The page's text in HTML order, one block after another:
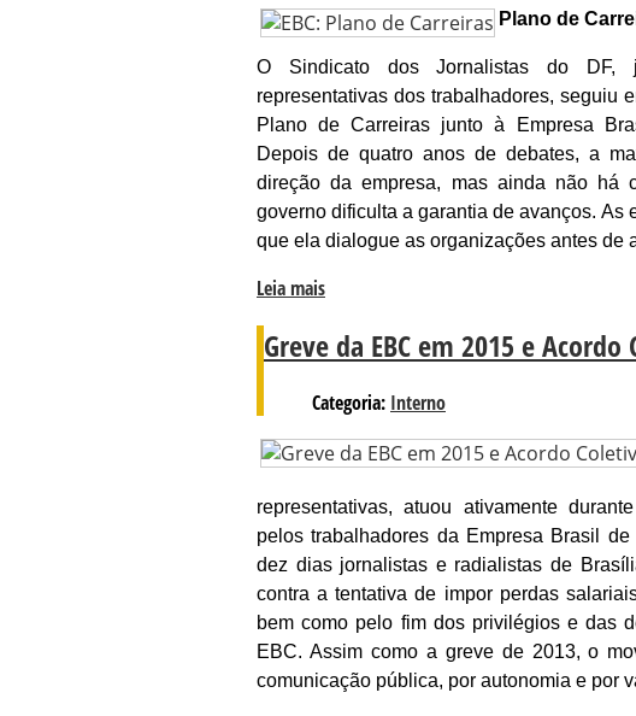
Plano de
O Sindicato dos Jornalistas do DF,
representativas dos trabalhadores, seguiu
Plano de Carreiras junto à Empresa
Depois de quatro anos de debates, a
direção da empresa, mas ainda não há
governo dificulta a garantia de avanços. As
que ela dialogue as organizações antes de
Leia mais
Greve da EBC em 2015 e Acordo
Categoria: Interno
representativas, atuou ativamente
pelos trabalhadores da Empresa Brasil
dez dias jornalistas e radialistas de
contra a tentativa de impor perdas
bem como pelo fim dos privilégios e das
EBC. Assim como a greve de 2013, o
comunicação pública, por autonomia e por